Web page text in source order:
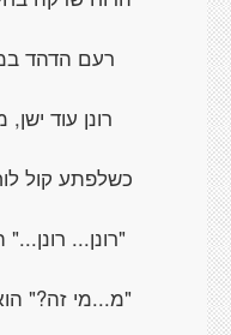
רעם הדהד
רונן עוד
כשלפתע קול
"רונן...
"מ...מי זה?"